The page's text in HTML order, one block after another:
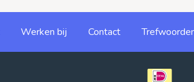
Werken bij Contact